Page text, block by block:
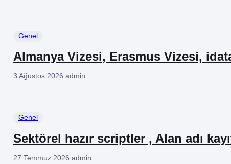
Genel
Almanya Vizesi, Erasmus Vizesi,
3 Ağustos 2026.admin
Genel
Sektörel hazır scriptler , Alan adı
27 Temmuz 2026 admin